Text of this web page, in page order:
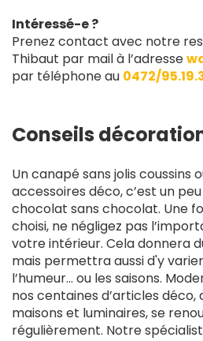
Intéressé-e ?
Prenez contact avec notre
Thibaut par mail à l’adresse
par téléphone au 0472/
Conseils
Un canapé sans jolis coussins
accessoires déco, c’est un
chocolat sans chocolat. Une
choisi, ne négligez pas
votre intérieur. Cela donnera
mais permettra aussi d'y
l’humeur... ou les saisons.
nos centaines d’articles déco,
maisons et luminaires, se
régulièrement. Notre